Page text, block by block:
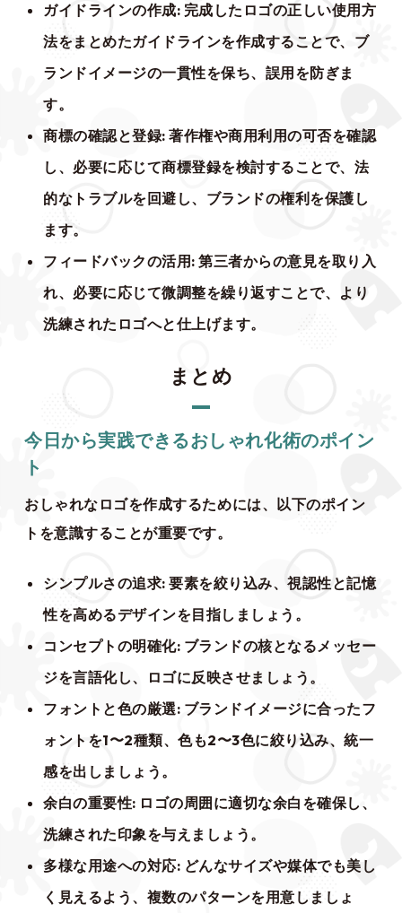
ガイドラインの作成: 完成したロゴの正しい使用方
法をまとめたガイドラインを作成することで、ブ
ランドイメージの一貫性を保ち、誤用を防ぎま
す。
商標の確認と登録: 著作権や商用利用の可否を確認
し、必要に応じて商標登録を検討することで、法
的なトラブルを回避し、ブランドの権利を保護し
ます。
フィードバックの活用 : 第三者からの意見を取り入
れ、必要に応じて微調整を繰り返すことで、より
洗練されたロゴへと仕上げます。
まとめ
今日から実践できるおしゃれ化術のポイン
ト
おしゃれなロゴを作成するためには、以下のポイン
トを意識することが重要です。
シンプルさの追求: 要素を絞り込み、視認性と記憶
性を高めるデザインを目指しましょう。
コンセプトの明確化: ブランドの核となるメッセー
ジを言語化し、ロゴに反映させましょう。
フォントと色の厳選: ブランドイメージに合ったフ
ォントを1〜2種類、色も2〜3色に絞り込み、統一
感を出しましょう。
余白の重要性: ロゴの周囲に適切な余白を確保し、
洗練された印象を与えましょう。
多様な用途への対応: どんなサイズや媒体でも美し
く見えるよう、複数のパターンを用意しましょ